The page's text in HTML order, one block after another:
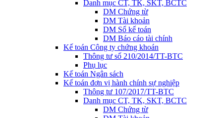
Danh mục CT, TK, SKT, BCTC
DM Chứng từ
DM Tài khoản
DM Sổ kế toán
DM Báo cáo tài chính
Kế toán Công ty chứng khoán
Thông tư số 210/2014/TT-BTC
Phụ lục
Kế toán Ngân sách
Kế toán đơn vị hành chính sự nghiệp
Thông tư 107/2017/TT-BTC
Danh mục CT, TK, SKT, BCTC
DM Chứng từ